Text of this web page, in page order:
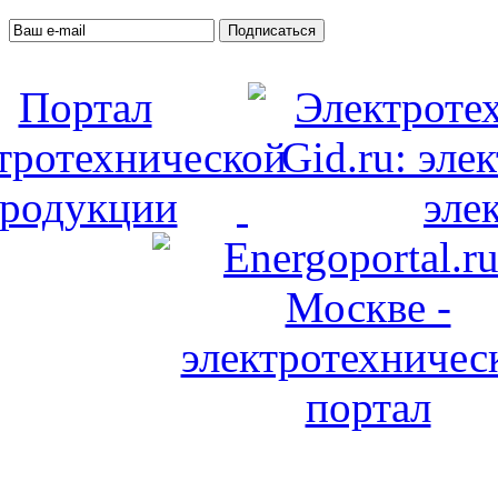
Подписаться